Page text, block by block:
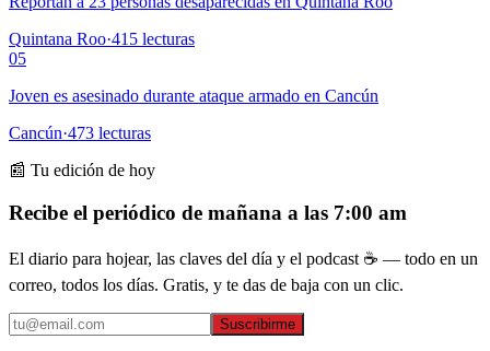
Quintana Roo·415 lecturas
05
Joven es asesinado durante ataque armado en Cancún
Cancún·473 lecturas
📰 Tu edición de hoy
Recibe el periódico de mañana a las 7:00 am
El diario para hojear, las claves del día y el podcast ☕ — todo en un
correo, todos los días. Gratis, y te das de baja con un clic.
Suscribirme